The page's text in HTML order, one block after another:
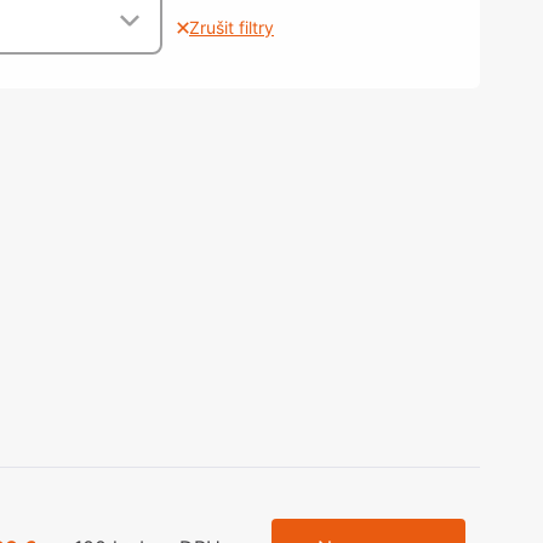
nohy, Nábytkové nohy a
nastavení
Zrušit filtry